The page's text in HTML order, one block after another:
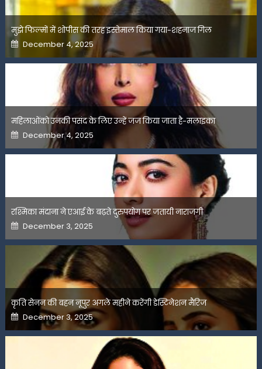
मुझे फिल्मों में शोपीस की तरह इस्तेमाल किया गया-शहनाज गिल
Posted
on
December 4, 2025
महिलाओंको उनकी पसंद के लिए उन्हें जज किया जाता है-मलाइका
Posted
on
December 4, 2025
रश्मिका मंदाना ने एआई के बढ़ते दुरुपयोग पर जतायी नाराजगी
Posted
on
December 3, 2025
कृति सेनन की बहन नूपुर अगले महीने करेंगी डेस्टिनेशन मैरिज
Posted
on
December 3, 2025